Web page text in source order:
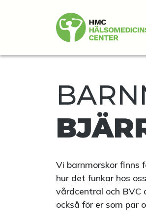
Vi barnmorskor finns
hur det funkar hos
vårdcentral och BVC
också för er som par